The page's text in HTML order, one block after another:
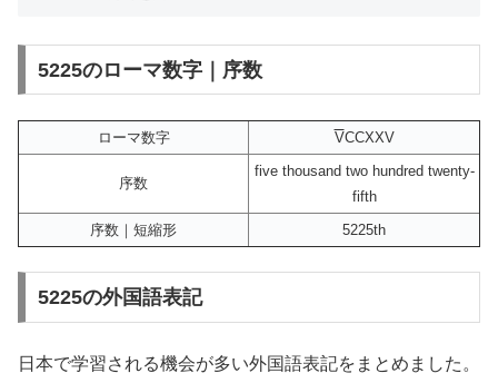
5225のローマ数字｜序数
ローマ数字 VCCXXV
序数
five thousand two hundred twenty-
fifth
序数｜短縮形
5225th
5225の外国語表記
日本で学習される機会が多い外国語表記をまとめました。